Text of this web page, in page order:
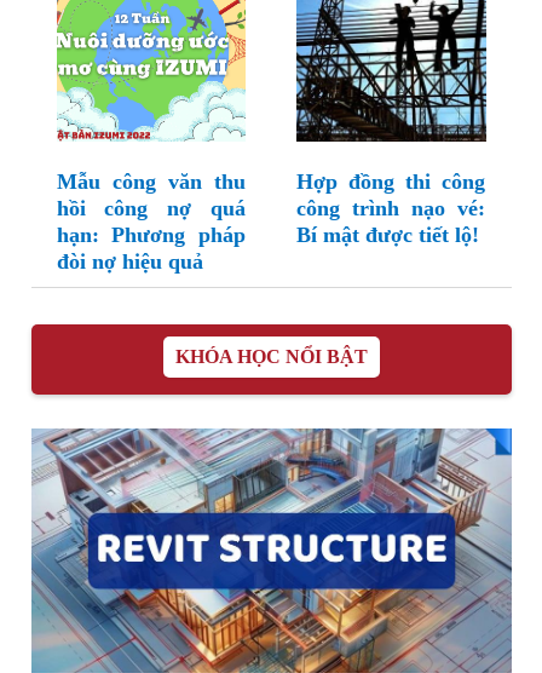
Mẫu công văn thu
hồi công nợ quá
hạn: Phương pháp
đòi nợ hiệu quả
Hợp đồng thi công
công trình nạo vé:
Bí mật được tiết lộ!
KHÓA HỌC NỔI BẬT